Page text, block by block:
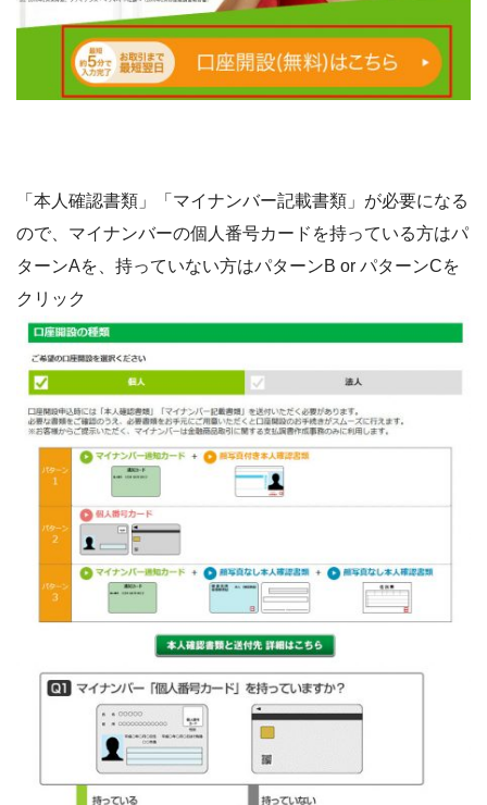
「本人確認書類」「マイナンバー記載書類」が必要になる
ので、マイナンバーの個人番号カードを持っている方はパ
ターンAを、持っていない方はパターンB or パターンCを
クリック